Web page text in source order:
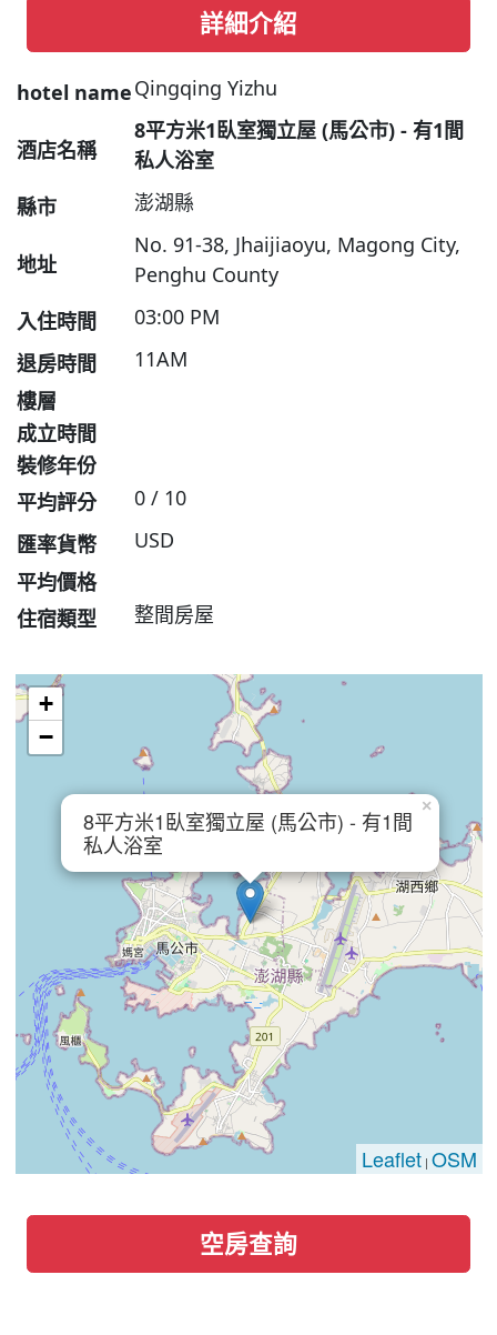
詳細介紹
hotel nameQingqing Yizhu
酒店名稱
8平方米1臥室獨立屋 (馬公市) - 有1間
私人浴室
縣市
澎湖縣
地址
No. 91-38, Jhaijiaoyu, Magong City,
Penghu County
入住時間
03:00 PM
退房時間
11AM
樓層
成立時間
裝修年份
平均評分
0 / 10
匯率貨幣
USD
平均價格
住宿類型
整間房屋
8平方米1臥室獨立屋 (馬公市) - 有1間
私人浴室
×
+
−
Leaflet| OSM
空房查詢